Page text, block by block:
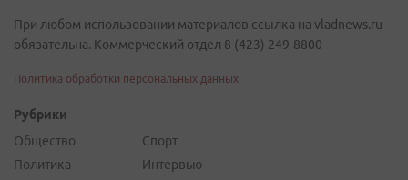
При любом использовании материалов ссылка на vladnews.ru
обязательна. Коммерческий отдел 8 (423) 249-8800
Политика обработки персональных данных
Рубрики
Общество
Политика
Спорт
Интервью